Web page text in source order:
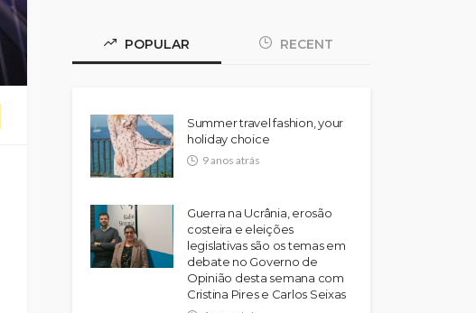
POPULAR RECENT
Summer travel fashion, your
holiday choice
9 anos atrás
Guerra na Ucrânia, erosão
costeira e eleições
legislativas são os temas em
debate no Governo de
Opinião desta semana com
Cristina Pires e Carlos Seixas